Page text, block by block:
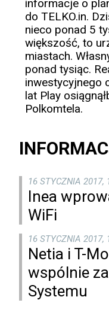
informacje o
do TELKO.in.
nieco ponad 5
większość, to
miastach.
ponad tysiąc.
inwestycyjnego
lat Play
Polkomtela.
16 STYCZNIA 2017,
Inea
WiFi
16 STYCZNIA 2017,
Netia i T-
wspólnie
Systemu